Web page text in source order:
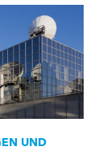
UND